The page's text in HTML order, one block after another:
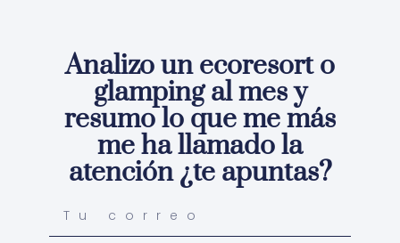
Analizo un ecoresort o
glamping al mes y
resumo lo que me más
me ha llamado la
atención ¿te apuntas?